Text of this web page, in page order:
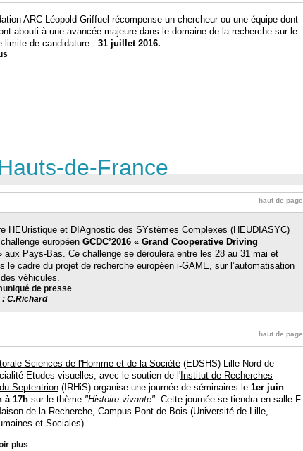
ARC Léopold Griffuel récompense un chercheur ou une équipe dont
abouti à une avancée majeure dans le domaine de la recherche sur le
limite de candidature : 31 juillet 2016.
de-France
haut de page
HEUristique et DIAgnostic des SYstèmes Complexes (HEUDIASYC)
européen GCDC’2016 « Grand Cooperative Driving
aux Pays-Bas. Ce challenge se déroulera entre les 28 au 31 mai et
le cadre du projet de recherche européen i-GAME, sur l’automatisation
véhicules.
de presse
: C.Richard
haut de page
Sciences de l'Homme et de la Société (EDSHS) Lille Nord de
Etudes visuelles, avec le soutien de l' Institut de Recherches
Septentrion (IRHiS) organise une journée de séminaires le 1er juin
à 17h sur le thème "Histoire vivante" . Cette journée se tiendra en salle F
de la Recherche, Campus Pont de Bois (Université de Lille,
et Sociales).
plus